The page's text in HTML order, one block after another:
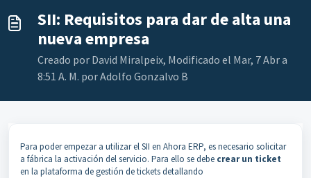
SII: Requisitos para dar de alta una
nueva empresa
Creado por David Miralpeix, Modificado el Mar, 7 Abr a
8:51 A. M. por Adolfo Gonzalvo B
Para poder empezar a utilizar el SII en Ahora ERP, es necesario solicitar
a fábrica la activación del servicio. Para ello se debe crear un ticket
en la plataforma de gestión de tickets detallando